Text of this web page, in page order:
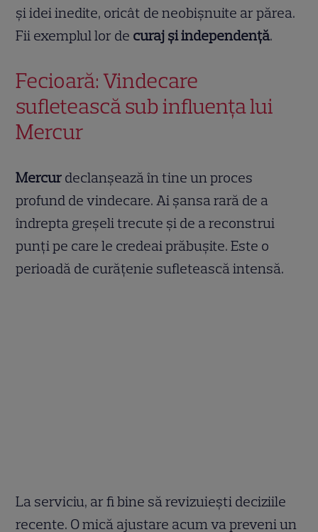
și idei inedite, oricât de neobișnuite ar părea.
Fii exemplul lor de curaj și independență.
Fecioară: Vindecare
sufletească sub influența lui
Mercur
Mercur declanșează în tine un proces
profund de vindecare. Ai șansa rară de a
îndrepta greșeli trecute și de a reconstrui
punți pe care le credeai prăbușite. Este o
perioadă de curățenie sufletească intensă.
La serviciu, ar fi bine să revizuiești deciziile
recente. O mică ajustare acum va preveni un